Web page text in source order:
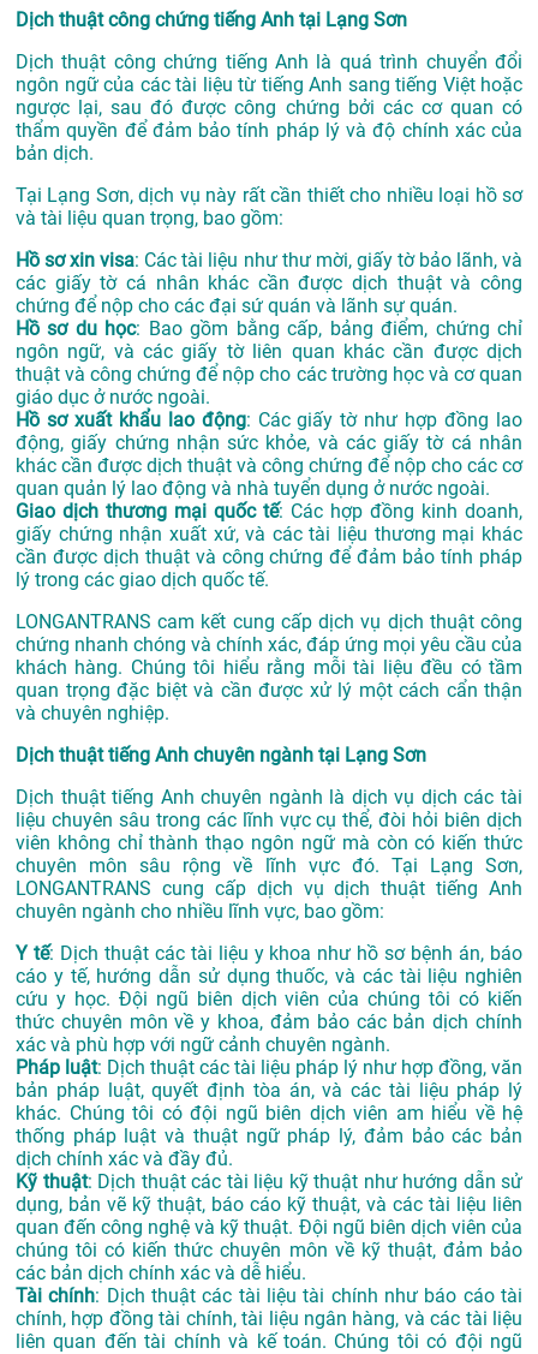
Dịch thuật công chứng tiếng Anh tại Lạng Sơn
Dịch thuật công chứng tiếng Anh là quá trình chuyển đổi
ngôn ngữ của các tài liệu từ tiếng Anh sang tiếng Việt hoặc
ngược lại, sau đó được công chứng bởi các cơ quan có
thẩm quyền để đảm bảo tính pháp lý và độ chính xác của
bản dịch.
Tại Lạng Sơn, dịch vụ này rất cần thiết cho nhiều loại hồ sơ
và tài liệu quan trọng, bao gồm:
Hồ sơ xin visa: Các tài liệu như thư mời, giấy tờ bảo lãnh, và
các giấy tờ cá nhân khác cần được dịch thuật và công
chứng để nộp cho các đại sứ quán và lãnh sự quán.
Hồ sơ du học: Bao gồm bằng cấp, bảng điểm, chứng chỉ
ngôn ngữ, và các giấy tờ liên quan khác cần được dịch
thuật và công chứng để nộp cho các trường học và cơ quan
giáo dục ở nước ngoài.
Hồ sơ xuất khẩu lao động: Các giấy tờ như hợp đồng lao
động, giấy chứng nhận sức khỏe, và các giấy tờ cá nhân
khác cần được dịch thuật và công chứng để nộp cho các cơ
quan quản lý lao động và nhà tuyển dụng ở nước ngoài.
Giao dịch thương mại quốc tế: Các hợp đồng kinh doanh,
giấy chứng nhận xuất xứ, và các tài liệu thương mại khác
cần được dịch thuật và công chứng để đảm bảo tính pháp
lý trong các giao dịch quốc tế.
LONGANTRANS cam kết cung cấp dịch vụ dịch thuật công
chứng nhanh chóng và chính xác, đáp ứng mọi yêu cầu của
khách hàng. Chúng tôi hiểu rằng mỗi tài liệu đều có tầm
quan trọng đặc biệt và cần được xử lý một cách cẩn thận
và chuyên nghiệp.
Dịch thuật tiếng Anh chuyên ngành tại Lạng Sơn
Dịch thuật tiếng Anh chuyên ngành là dịch vụ dịch các tài
liệu chuyên sâu trong các lĩnh vực cụ thể, đòi hỏi biên dịch
viên không chỉ thành thạo ngôn ngữ mà còn có kiến thức
chuyên môn sâu rộng về lĩnh vực đó. Tại Lạng Sơn,
LONGANTRANS cung cấp dịch vụ dịch thuật tiếng Anh
chuyên ngành cho nhiều lĩnh vực, bao gồm:
Y tế: Dịch thuật các tài liệu y khoa như hồ sơ bệnh án, báo
cáo y tế, hướng dẫn sử dụng thuốc, và các tài liệu nghiên
cứu y học. Đội ngũ biên dịch viên của chúng tôi có kiến
thức chuyên môn về y khoa, đảm bảo các bản dịch chính
xác và phù hợp với ngữ cảnh chuyên ngành.
Pháp luật: Dịch thuật các tài liệu pháp lý như hợp đồng, văn
bản pháp luật, quyết định tòa án, và các tài liệu pháp lý
khác. Chúng tôi có đội ngũ biên dịch viên am hiểu về hệ
thống pháp luật và thuật ngữ pháp lý, đảm bảo các bản
dịch chính xác và đầy đủ.
Kỹ thuật: Dịch thuật các tài liệu kỹ thuật như hướng dẫn sử
dụng, bản vẽ kỹ thuật, báo cáo kỹ thuật, và các tài liệu liên
quan đến công nghệ và kỹ thuật. Đội ngũ biên dịch viên của
chúng tôi có kiến thức chuyên môn về kỹ thuật, đảm bảo
các bản dịch chính xác và dễ hiểu.
Tài chính: Dịch thuật các tài liệu tài chính như báo cáo tài
chính, hợp đồng tài chính, tài liệu ngân hàng, và các tài liệu
liên quan đến tài chính và kế toán. Chúng tôi có đội ngũ